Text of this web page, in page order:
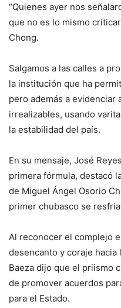
“Quienes ayer nos
que no es lo mismo
Chong.
Salgamos a las calles a
la institución que ha
pero además a evidenciar
irrealizables, usando
la estabilidad del país.
En su mensaje, José
primera fórmula, destacó
de Miguel Ángel Osorio
primer chubasco se
Al reconocer el complejo
desencanto y coraje
Baeza dijo que el priismo
de promover acuerdos
para el Estado.